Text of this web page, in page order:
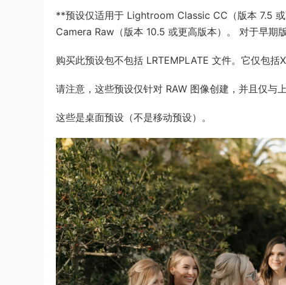
**预设仅适用于 Lightroom Classic CC（版本 7.5
Camera Raw（版本 10.5 或更高版本）。
对于早期
购买此预设包不包括 LRTEMPLATE 文件。它仅包括
请注意，这些预设仅针对 RAW 图像创建，并且仅与
这些是桌面预设（不是移动预设）。